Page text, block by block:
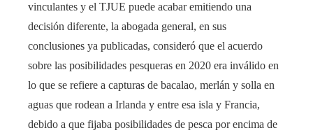
vinculantes y el TJUE puede acabar emitiendo una
decisión diferente, la abogada general, en sus
conclusiones ya publicadas, consideró que el acuerdo
sobre las posibilidades pesqueras en 2020 era inválido en
lo que se refiere a capturas de bacalao, merlán y solla en
aguas que rodean a Irlanda y entre esa isla y Francia,
debido a que fijaba posibilidades de pesca por encima de